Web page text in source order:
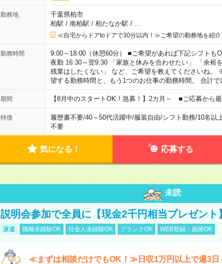
勤務地
千葉県柏市
柏駅 / 南柏駅 / 柏たなか駅 /
≪自宅からドアtoドアで30分以内！≫ご希望の勤務地を紹介
勤務時間
9:00～18:00（休憩60分） ■ご希望があれば下記シフトも
夜勤 16:30～翌9:30 「家族と休みを合わせたい」 「余裕
残業はしたくない」 など、ご希望を教えてくださいね
望する勤務時間と、もう1つのお仕事の勤務時間。 合計で
期間 【8月中のスタートOK！急募！】2カ月～ ■ご応募から
特徴 履歴書不要/40～50代活躍中/服装自由/シフト勤務/10名以
不要
気になる！ 応募する
未読
説明会参加で全員に【現金2千円相当プレゼント
派遣 職種未経験OK 社会人未経験OK ブランクOK WEB登録・面接OK
≪まずは相談だけでもOK！≫日収1万円以上で週3日